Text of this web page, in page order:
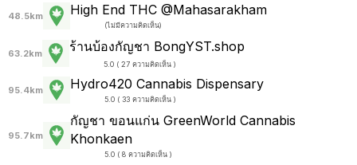
48.5km High End THC @Mahasarakham
(ไม่มีความคิดเห็น)
63.2km ร้านบ้องกัญชา BongYST.shop
5.0 ( 27 ความคิดเห็น )
95.4km Hydro420 Cannabis Dispensary
5.0 ( 33 ความคิดเห็น )
95.7km
กัญชา ขอนแก่น GreenWorld Cannabis
Khonkaen
5.0 ( 8 ความคิดเห็น )